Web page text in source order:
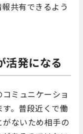
共有できるよう
活発になる
ミュニケーショ
。普段近くで働
ないため相手の